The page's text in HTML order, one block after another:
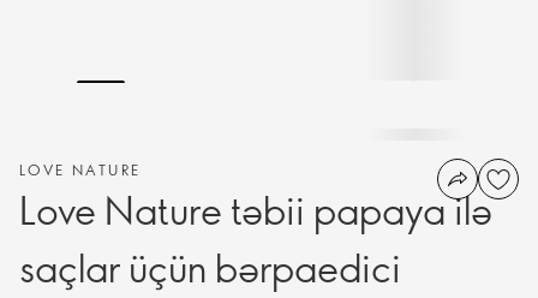
LOVE NATURE
Love Nature təbii papaya ilə
saçlar üçün bərpaedici